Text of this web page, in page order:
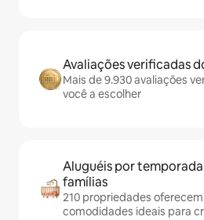
Avaliações verificadas
Mais de 9.930 avaliações
você a escolher
Aluguéis por
famílias
210 propriedades
comodidades ideais para